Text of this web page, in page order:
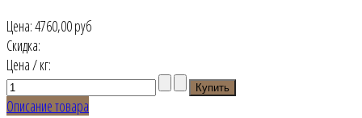
Цена:4760,00 руб
Скидка:
Цена / кг:
Описание товара